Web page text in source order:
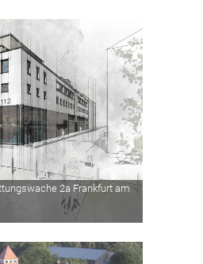
2a Frankfurt am